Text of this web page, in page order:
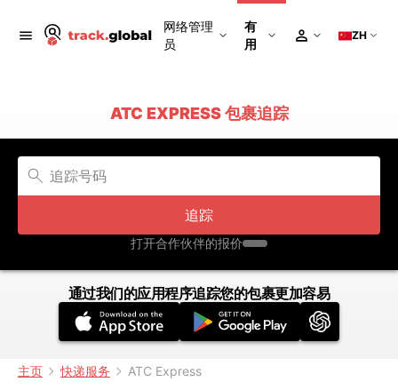
网络管理
员
有
用
ZH
ATC EXPRESS 包裹追踪
追踪
打开合作伙伴的报价
通过我们的应用程序追踪您的包裹更加容易
主页 快递服务 ATC Express